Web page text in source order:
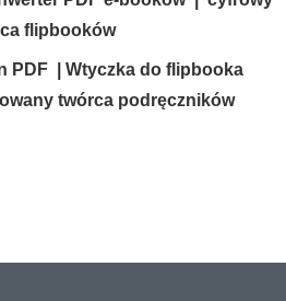
flipbooków
PDF| Wtyczka do flipbooka
twórca podręczników